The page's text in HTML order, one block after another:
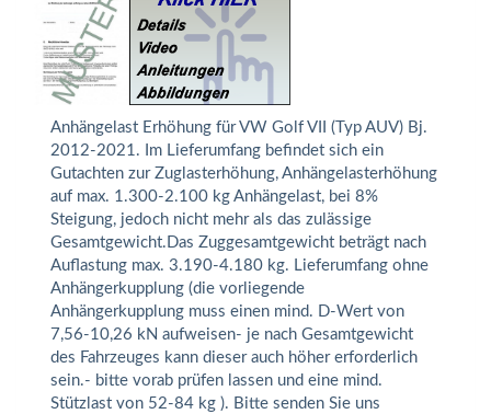
Anhängelast Erhöhung für VW Golf VII (Typ AUV) Bj.
2012-2021. Im Lieferumfang befindet sich ein
Gutachten zur Zuglasterhöhung, Anhängelasterhöhung
auf max. 1.300-2.100 kg Anhängelast, bei 8%
Steigung, jedoch nicht mehr als das zulässige
Gesamtgewicht.Das Zuggesamtgewicht beträgt nach
Auflastung max. 3.190-4.180 kg. Lieferumfang ohne
Anhängerkupplung (die vorliegende
Anhängerkupplung muss einen mind. D-Wert von
7,56-10,26 kN aufweisen- je nach Gesamtgewicht
des Fahrzeuges kann dieser auch höher erforderlich
sein.- bitte vorab prüfen lassen und eine mind.
Stützlast von 52-84 kg ). Bitte senden Sie uns